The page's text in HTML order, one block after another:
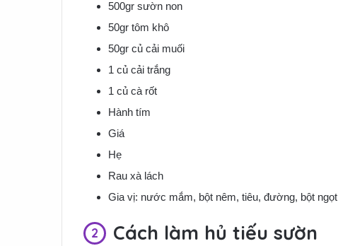
500gr sườn non
50gr tôm khô
50gr củ cải muối
1 củ cải trắng
1 củ cà rốt
Hành tím
Giá
Hẹ
Rau xà lách
Gia vị: nước mắm, bột nêm, tiêu, đường, bột ngọt
Cách làm hủ tiếu sườn